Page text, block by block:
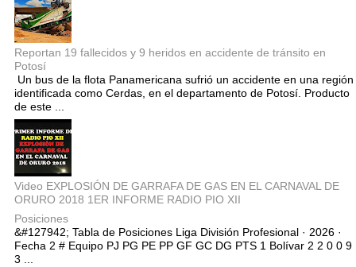
Reportan 19 fallecidos y 9 heridos en accidente de tránsito en
Potosí
Un bus de la flota Panamericana sufrió un accidente en una región
identificada como Cerdas, en el departamento de Potosí. Producto
de este ...
Video EXPLOSIÓN DE GARRAFA DE GAS EN EL CARNAVAL DE
ORURO 2018 1ER INFORME RADIO PIO XII
Posiciones
&#127942; Tabla de Posiciones Liga División Profesional · 2026 ·
Fecha 2 # Equipo PJ PG PE PP GF GC DG PTS 1 Bolívar 2 2 0 0 9
3 ...